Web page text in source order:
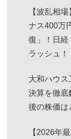
【波乱相
ナス400万
復」！日経
ラッシュ！
大和ハウス
決算を徹底
後の株価は
【2026年